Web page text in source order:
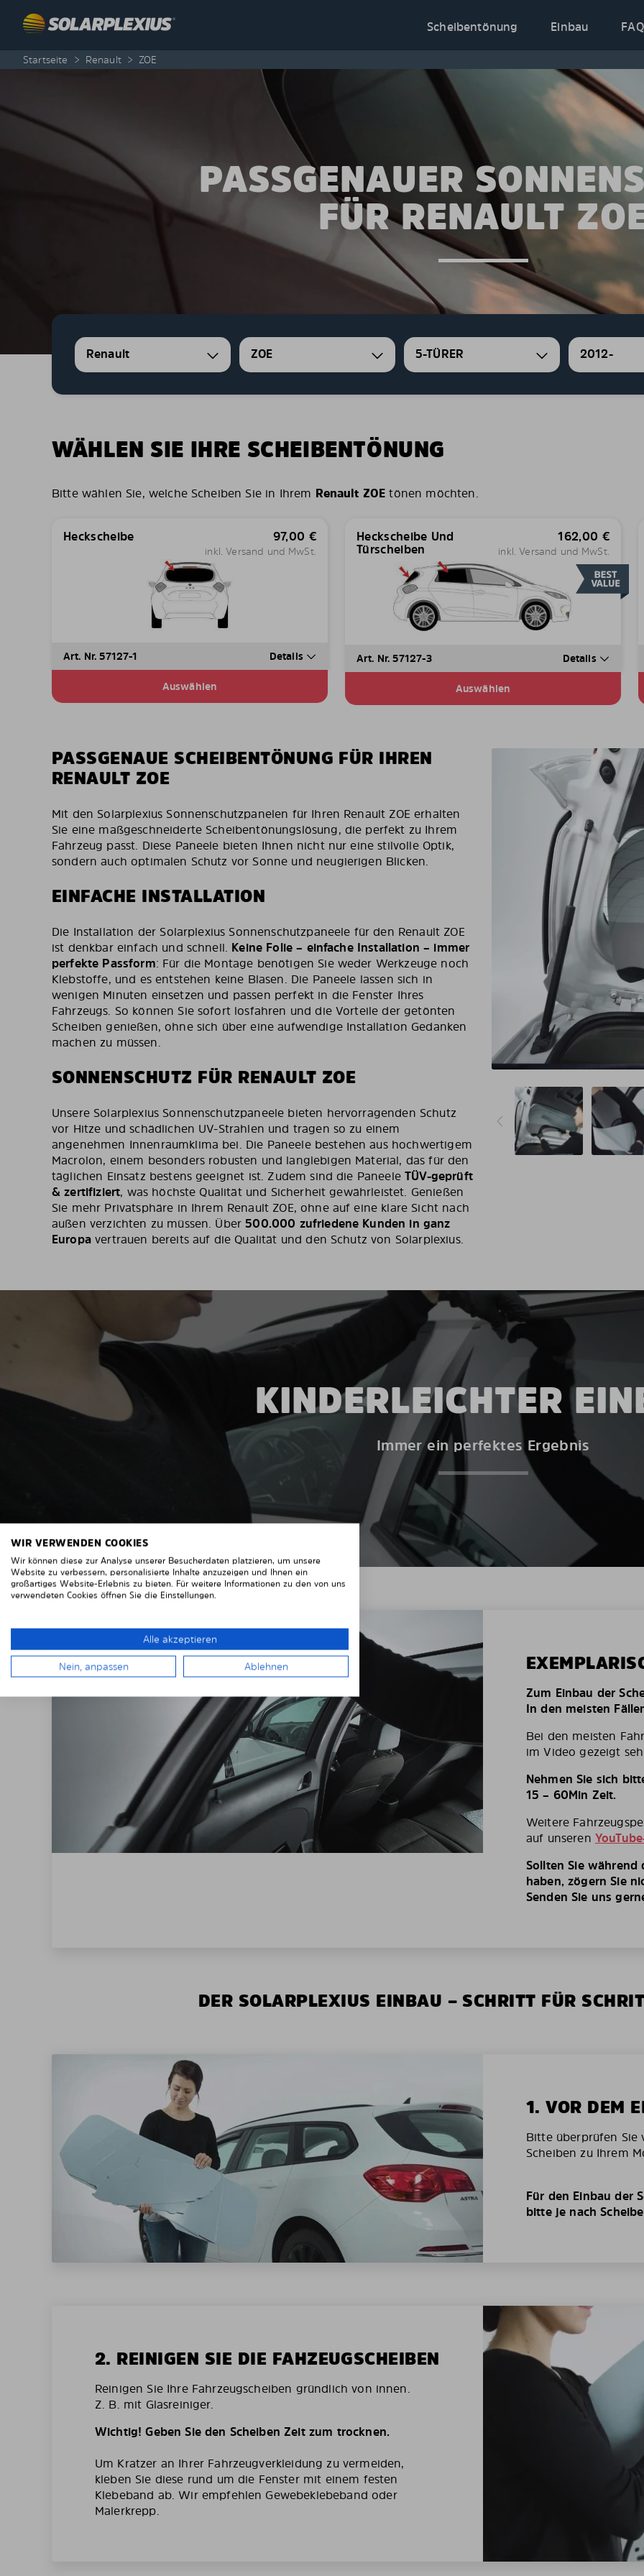
Scheibentönung
Einbau FAQ
Startseite > Renault > ZOE
PASSGENAUER
FÜR RENAULT
Renault ZOE 5-TÜRER 2012-
WÄHLEN SIE IHRE SCHEIBENTÖNUNG
Bitte wählen Sie, welche Scheiben Sie in Ihrem Renault ZOE tönen möchten.
Heckscheibe 97,00 €
inkl. Versand und MwSt.
Art. Nr. 57127-1 Details
Auswählen
Heckscheibe Und
Türscheiben
162,00 €
inkl. Versand und MwSt.
Art. Nr. 57127-3 Details
Auswählen
PASSGENAUE SCHEIBENTÖNUNG FÜR IHREN
RENAULT ZOE
Mit den Solarplexius Sonnenschutzpanelen für Ihren Renault ZOE erhalten
Sie eine maßgeschneiderte Scheibentönungslösung, die perfekt zu Ihrem
Fahrzeug passt. Diese Paneele bieten Ihnen nicht nur eine stilvolle Optik,
sondern auch optimalen Schutz vor Sonne und neugierigen Blicken.
EINFACHE INSTALLATION
Die Installation der Solarplexius Sonnenschutzpaneele für den Renault ZOE
ist denkbar einfach und schnell. Keine Folie – einfache Installation – immer
perfekte Passform: Für die Montage benötigen Sie weder Werkzeuge noch
Klebstoffe, und es entstehen keine Blasen. Die Paneele lassen sich in
wenigen Minuten einsetzen und passen perfekt in die Fenster Ihres
Fahrzeugs. So können Sie sofort losfahren und die Vorteile der getönten
Scheiben genießen, ohne sich über eine aufwendige Installation Gedanken
machen zu müssen.
SONNENSCHUTZ FÜR RENAULT ZOE
Unsere Solarplexius Sonnenschutzpaneele bieten hervorragenden Schutz
vor Hitze und schädlichen UV-Strahlen und tragen so zu einem
angenehmen Innenraumklima bei. Die Paneele bestehen aus hochwertigem
Macrolon, einem besonders robusten und langlebigen Material, das für den
täglichen Einsatz bestens geeignet ist. Zudem sind die PaneeleTÜV-geprüft
& zertifiziert, was höchste Qualität und Sicherheit gewährleistet. Genießen
Sie mehr Privatsphäre in Ihrem Renault ZOE, ohne auf eine klare Sicht nach
außen verzichten zu müssen. Über500.000 zufriedene Kunden in ganz
Europavertrauen bereits auf die Qualität und den Schutz von Solarplexius.
KINDERLEICHTER
Immer ein perfektes Ergebnis
Zum Einbau der
In den meisten
Bei den meisten
im Video gezeigt
Nehmen Sie sich
15 – 60Min Zeit.
Weitere
auf unseren
Sollten Sie während
haben, zögern Sie
Senden Sie uns
DER SOLARPLEXIUS EINBAU – SCHRITT FÜR
1. VOR DEM
Bitte überprüfen
Scheiben zu Ihrem
Für den Einbau der
bitte je nach
2. REINIGEN SIE DIE FAHZEUGSCHEIBEN
Reinigen Sie Ihre Fahrzeugscheiben gründlich von innen.
Z. B. mit Glasreiniger.
Wichtig! Geben Sie den Scheiben Zeit zum trocknen.
Um Kratzer an Ihrer Fahrzeugverkleidung zu vermeiden,
kleben Sie diese rund um die Fenster mit einem festen
Klebeband ab. Wir empfehlen Gewebeklebeband oder
Malerkrepp.
WIR VERWENDEN COOKIES
Wir können diese zur Analyse unserer Besucherdaten platzieren, um unsere
Website zu verbessern, personalisierte Inhalte anzuzeigen und Ihnen ein
großartiges Website-Erlebnis zu bieten. Für weitere Informationen zu den von uns
verwendeten Cookies öffnen Sie die Einstellungen.
Alle akzeptieren
Nein, anpassen Ablehnen